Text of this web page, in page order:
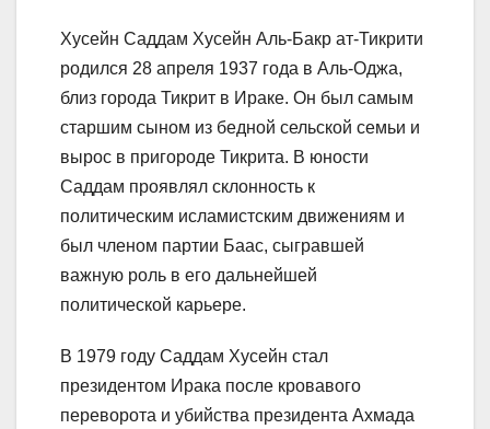
Хусейн Саддам Хусейн Аль-Бакр ат-Тикрити
родился 28 апреля 1937 года в Аль-Оджа,
близ города Тикрит в Ираке. Он был самым
старшим сыном из бедной сельской семьи и
вырос в пригороде Тикрита. В юности
Саддам проявлял склонность к
политическим исламистским движениям и
был членом партии Баас, сыгравшей
важную роль в его дальнейшей
политической карьере.
В 1979 году Саддам Хусейн стал
президентом Ирака после кровавого
переворота и убийства президента Ахмада